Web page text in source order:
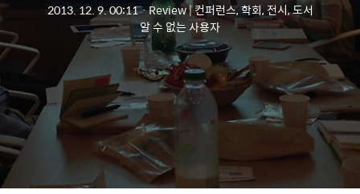
2013. 12. 9. 00:11ㆍReview | 컨퍼런스, 학회, 전시, 도서
알 수 없는 사용자